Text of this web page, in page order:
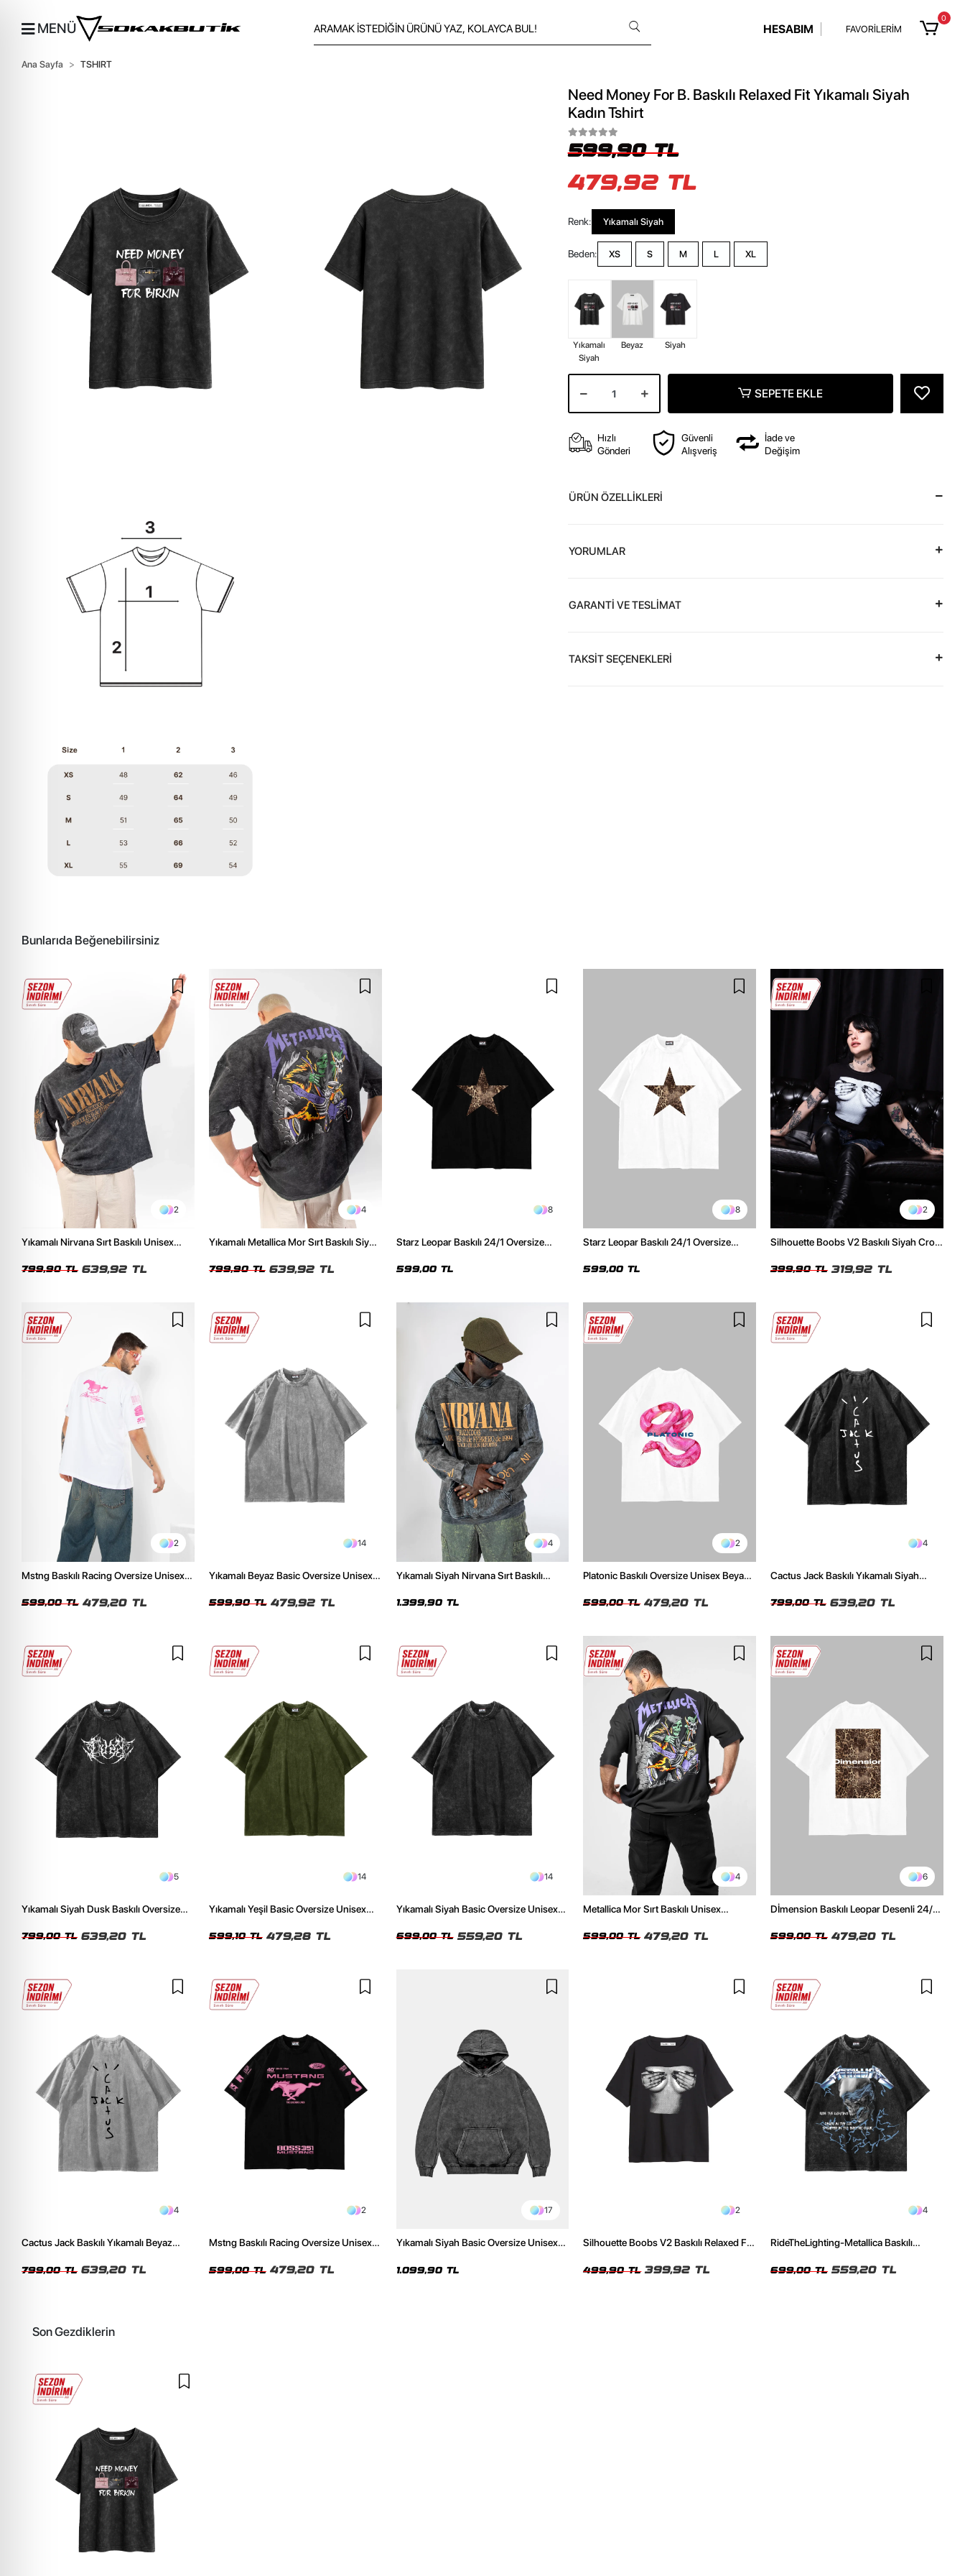
MENÜ HESABIM FAVORİLERİM
0
Ana Sayfa TSHIRT
Need Money For B. Baskılı Relaxed Fit Yıkamalı Siyah
Kadın Tshirt
599,90 TL
479,92 TL
Renk: Yıkamalı Siyah
Beden: XS S M L XL
Yıkamalı
Siyah
Beyaz Siyah
SEPETE EKLE
Hızlı
Gönderi
Güvenli
Alışveriş
İade ve
Değişim
ÜRÜN ÖZELLİKLERİ
YORUMLAR
GARANTİ VE TESLİMAT
TAKSİT SEÇENEKLERİ
Bunlarıda Beğenebilirsiniz
2
Yıkamalı Nirvana Sırt Baskılı Unisex
799,90 TL 639,92 TL
4
Yıkamalı Metallica Mor Sırt Baskılı Siyah
799,90 TL 639,92 TL
8
Starz Leopar Baskılı 24/1 Oversize
599,00 TL
8
Starz Leopar Baskılı 24/1 Oversize
599,00 TL
2
Silhouette Boobs V2 Baskılı Siyah Crop
399,90 TL 319,92 TL
2
Mstng Baskılı Racing Oversize Unisex
599,00 TL 479,20 TL
14
Yıkamalı Beyaz Basic Oversize Unisex
599,90 TL 479,92 TL
4
Yıkamalı Siyah Nirvana Sırt Baskılı
1.399,90 TL
2
Platonic Baskılı Oversize Unisex Beyaz
599,00 TL 479,20 TL
4
Cactus Jack Baskılı Yıkamalı Siyah
799,00 TL 639,20 TL
5
Yıkamalı Siyah Dusk Baskılı Oversize
799,00 TL 639,20 TL
14
Yıkamalı Yeşil Basic Oversize Unisex
599,10 TL 479,28 TL
14
Yıkamalı Siyah Basic Oversize Unisex
699,00 TL 559,20 TL
4
Metallica Mor Sırt Baskılı Unisex
599,00 TL 479,20 TL
6
Dİmension Baskılı Leopar Desenli 24/1
599,00 TL 479,20 TL
4
Cactus Jack Baskılı Yıkamalı Beyaz
799,00 TL 639,20 TL
2
Mstng Baskılı Racing Oversize Unisex
599,00 TL 479,20 TL
17
Yıkamalı Siyah Basic Oversize Unisex
1.099,90 TL
2
Silhouette Boobs V2 Baskılı Relaxed Fit
499,90 TL 399,92 TL
4
RideTheLighting-Metallica Baskılı
699,00 TL 559,20 TL
Son Gezdiklerin